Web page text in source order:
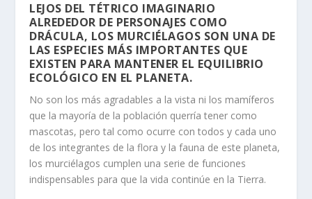
LEJOS DEL TÉTRICO IMAGINARIO
ALREDEDOR DE PERSONAJES COMO
DRÁCULA, LOS MURCIÉLAGOS SON UNA DE
LAS ESPECIES MÁS IMPORTANTES QUE
EXISTEN PARA MANTENER EL EQUILIBRIO
ECOLÓGICO EN EL PLANETA.
No son los más agradables a la vista ni los mamíferos
que la mayoría de la población querría tener como
mascotas, pero tal como ocurre con todos y cada uno
de los integrantes de la flora y la fauna de este planeta,
los murciélagos cumplen una serie de funciones
indispensables para que la vida continúe en la Tierra.